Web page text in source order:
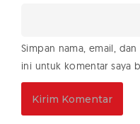
Simpan nama, email,
ini untuk komentar saya